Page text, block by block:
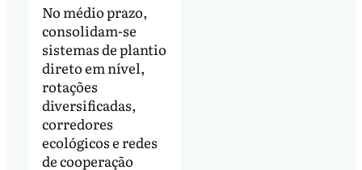
No médio prazo,
consolidam-se
sistemas de plantio
direto em nível,
rotações
diversificadas,
corredores
ecológicos e redes
de cooperação